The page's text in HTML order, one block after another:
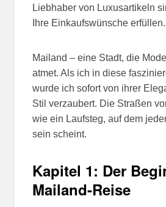
Liebhaber von Luxusartikeln
Ihre Einkaufswünsche erfüllen.
Mailand – eine Stadt, die
atmet. Als ich in diese
wurde ich sofort von ihrer
Stil verzaubert. Die Straßen
wie ein Laufsteg, auf dem
sein scheint.
Kapitel 1: Der
Mailand-Reise